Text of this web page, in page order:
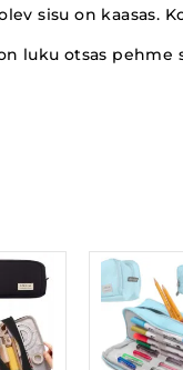
sisu on kaasas.
luku otsas pehme